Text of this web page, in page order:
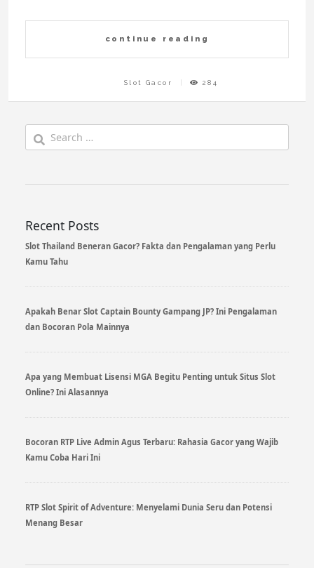
continue reading
Slot Gacor 284
Search
for:
Recent Posts
Slot Thailand Beneran Gacor? Fakta dan Pengalaman yang Perlu
Kamu Tahu
Apakah Benar Slot Captain Bounty Gampang JP? Ini Pengalaman
dan Bocoran Pola Mainnya
Apa yang Membuat Lisensi MGA Begitu Penting untuk Situs Slot
Online? Ini Alasannya
Bocoran RTP Live Admin Agus Terbaru: Rahasia Gacor yang Wajib
Kamu Coba Hari Ini
RTP Slot Spirit of Adventure: Menyelami Dunia Seru dan Potensi
Menang Besar